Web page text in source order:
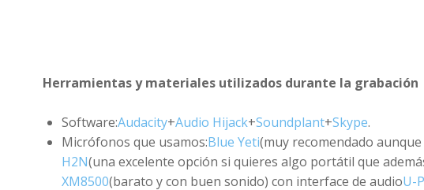
Herramientas y materiales utilizados durante la grabación
Software:Audacity+Audio Hijack+Soundplant+Skype.
Micrófonos que usamos:Blue Yeti(muy recomendado
H2N(una excelente opción si quieres algo portátil que
XM8500(barato y con buen sonido) con interface de audioU-